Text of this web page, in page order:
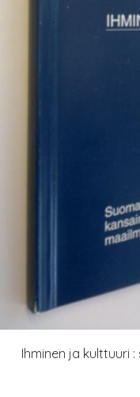
Ihminen ja kulttuuri